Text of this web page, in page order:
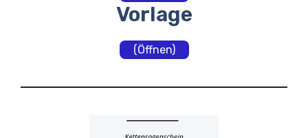
Vorlage
(Öffnen)